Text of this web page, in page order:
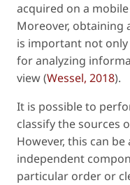
acquired on a
Moreover, obtaining
is important not
for analyzing
view (Wessel, 2018).
It is possible to
classify the sources
However, this can
independent
particular order or